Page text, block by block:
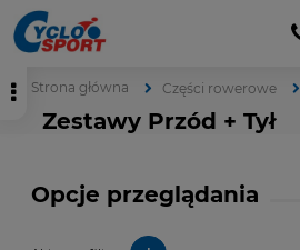
Strona główna Części rowerowe
Zestawy Przód + Tył
Opcje przeglądania